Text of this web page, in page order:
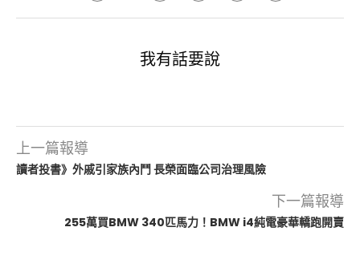
我有話要說
上一篇報導
讀者投書》外戚引家族內鬥 長榮面臨公司治理風險
下一篇報導
255萬買BMW 340匹馬力！BMW i4純電豪華轎跑開賣